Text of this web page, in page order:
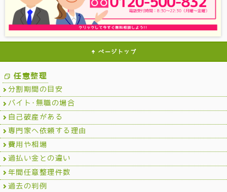
ページトップ
任意整理
分割期間の目安
バイト･無職の場合
自己破産がある
専門家へ依頼する理由
費用や相場
過払い金との違い
年間任意整理件数
過去の判例